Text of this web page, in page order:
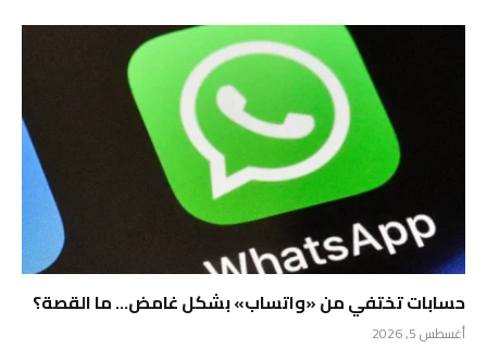
حسابات تختفي من «واتساب» بشكل غامض… ما القصة؟
أغسطس 5, 2026